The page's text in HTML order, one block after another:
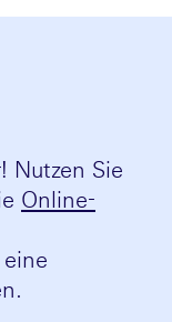
Nutzen Sie
Online-